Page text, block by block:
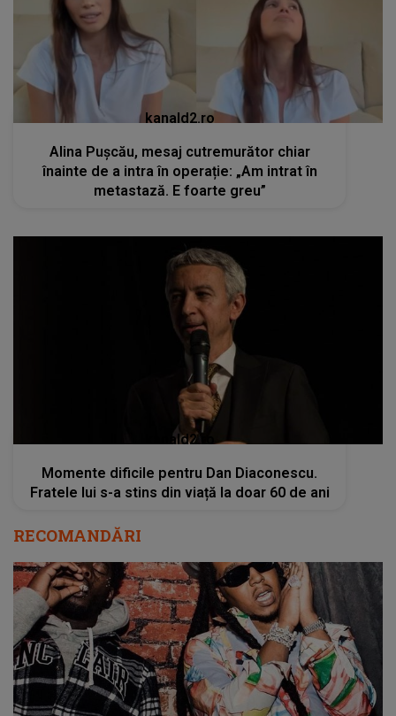
kanald2.ro
Alina Pușcău, mesaj cutremurător chiar
înainte de a intra în operație: „Am intrat în
metastază. E foarte greu”
kanald2.ro
Momente dificile pentru Dan Diaconescu.
Fratele lui s-a stins din viață la doar 60 de ani
RECOMANDĂRI